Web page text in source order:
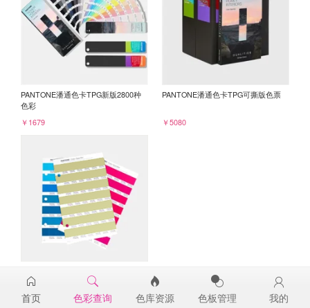
PANTONE潘通色卡TPG新版2800种
色彩
￥1679
PANTONE潘通色卡TPG可撕版色票
￥5080
15-0628TPG
￥98
首页 色彩查询 色库资源 色板管理 我的